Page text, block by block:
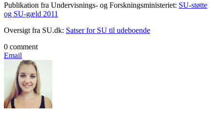
Publikation fra Undervisnings- og Forskningsministeriet: SU-støtte
og SU-gæld 2011
Oversigt fra SU.dk: Satser for SU til udeboende
0 comment
Email